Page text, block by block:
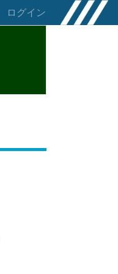
ログイン